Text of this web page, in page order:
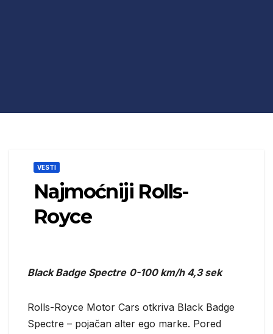
VESTI
Najmoćniji Rolls-
Royce
Black Badge Spectre 0-100 km/h 4,3 sek
Rolls-Royce Motor Cars otkriva Black Badge
Spectre – pojačan alter ego marke. Pored